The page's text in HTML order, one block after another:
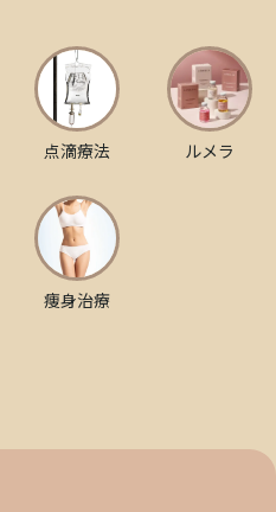
点滴療法 ルメラ
痩身治療